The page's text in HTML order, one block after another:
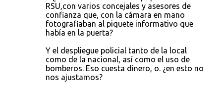
RSU,con varios concejales y asesores de
confianza que, con la cámara en mano
fotografiaban al piquete informativo que
había en la puerta?
Y el despliegue policial tanto de la local
como de la nacional, así como el uso de
bomberos. Eso cuesta dinero, o. ¿en esto no
nos ajustamos?